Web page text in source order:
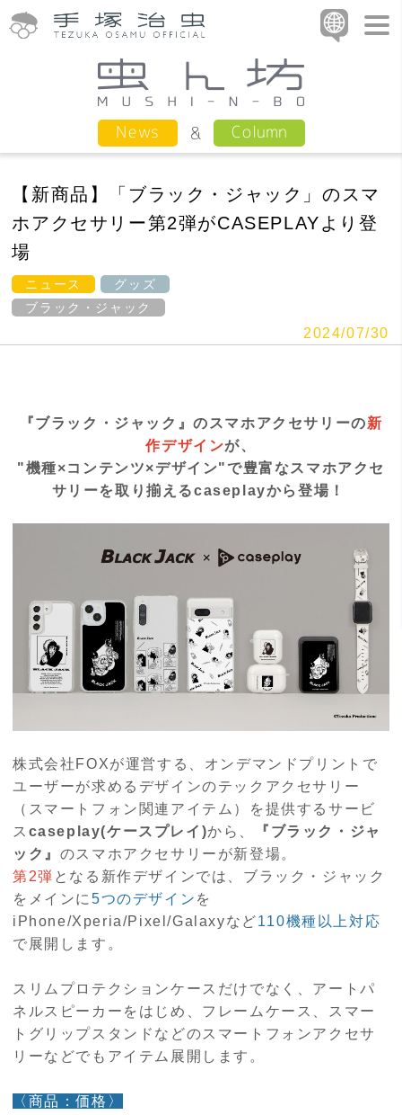
News Column
【新商品】「ブラック・ジャック」のスマ
ホアクセサリー第2弾がCASEPLAYより登
場
ニュース
グッズ
ブラック・ジャック
2024/07/30
『ブラック・ジャック』のスマホアクセサリーの新
作デザインが、
"機種×コンテンツ×デザイン"で豊富なスマホアクセ
サリーを取り揃えるcaseplayから登場！
株式会社FOXが運営する、オンデマンドプリントで
ユーザーが求めるデザインのテックアクセサリー
（スマートフォン関連アイテム）を提供するサービ
ス caseplay(ケースプレイ)から、
『ブラック・ジャ
ック』 のスマホアクセサリーが新登場。
第2弾 となる新作デザインでは、ブラック・ジャック
をメインに 5つのデザイン を
iPhone/Xperia/Pixel/Galaxyなど110機種以上対応
で展開します。
スリムプロテクションケースだけでなく、アートパ
ネルスピーカーをはじめ、フレームケース、スマー
トグリップスタンドなどのスマートフォンアクセサ
リーなどでもアイテム展開します。
〈商品：価格〉